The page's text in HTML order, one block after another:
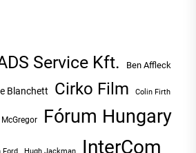
Service Kft. Ben Affleck
Blanchett Cirko Film Colin Firth
Fórum Hungary
Ford Hugh Jackman InterCom